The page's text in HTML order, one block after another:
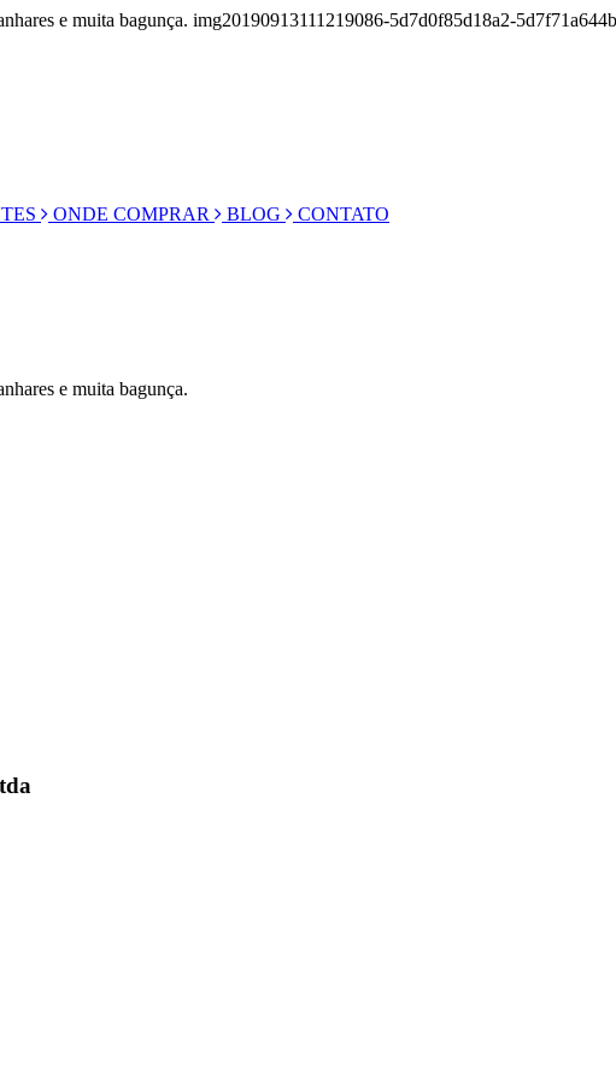
e muita bagunça. img20190913111219086-5d7d0f85d18a2-
ONDE COMPRAR BLOG CONTATO
e muita bagunça.